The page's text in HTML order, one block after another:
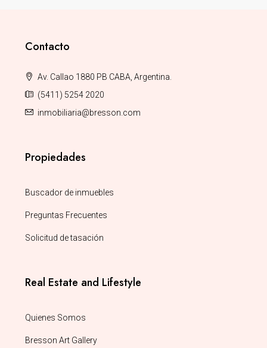
Contacto
Av. Callao 1880 PB CABA, Argentina.
(5411) 5254 2020
inmobiliaria@bresson.com
Propiedades
Buscador de inmuebles
Preguntas Frecuentes
Solicitud de tasación
Real Estate and Lifestyle
Quienes Somos
Bresson Art Gallery